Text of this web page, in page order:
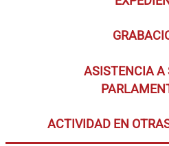
ASISTENCIA A
ACTIVIDAD EN